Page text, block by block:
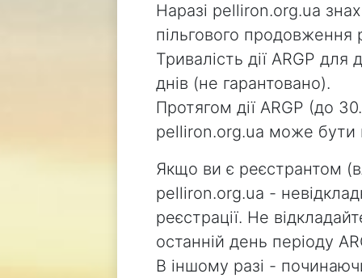
Наразі pelliron.org.ua
пільгового продовження
Тривалість дії ARGP
днів (не гарантовано).
Протягом дії ARGP (до
pelliron.org.ua може бути
Якщо ви є реєстрантом
pelliron.org.ua -
реєстрації. Не
останній день періоду
В іншому разі -